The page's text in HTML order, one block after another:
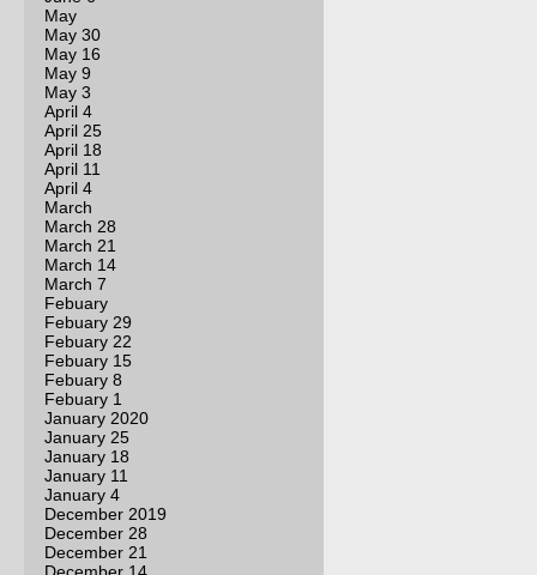
May
May 30
May 16
May 9
May 3
April 4
April 25
April 18
April 11
April 4
March
March 28
March 21
March 14
March 7
Febuary
Febuary 29
Febuary 22
Febuary 15
Febuary 8
Febuary 1
January 2020
January 25
January 18
January 11
January 4
December 2019
December 28
December 21